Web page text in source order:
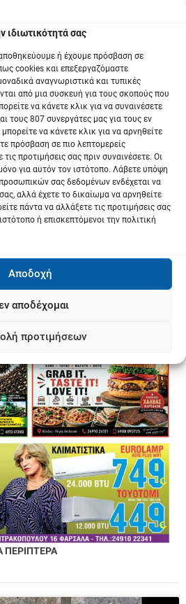
σας
ή έχουμε πρόσβαση σε
cookies και επεξεργαζόμαστε
αναγνωριστικά και τυπικές
από μια συσκευή για τους σκοπούς που
να κάνετε κλικ για να συναινέσετε
τους 807 συνεργάτες μας για τους εν
να κάνετε κλικ για να αρνηθείτε
πρόσβαση σε πιο λεπτομερείς
προτιμήσεις σας πριν συναινέσετε. Οι
για αυτόν τον ιστότοπο. Λάβετε υπόψη
σας δεδομένων ενδέχεται να
αλλά έχετε το δικαίωμα να αρνηθείτε
πάντα να αλλάξετε τις προτιμήσεις σας
ή επισκεπτόμενοι την πολιτική
Αποδοχή
αποδέχομαι
προτιμήσεων
ΠΕΡΙΠΤΕΡΑ